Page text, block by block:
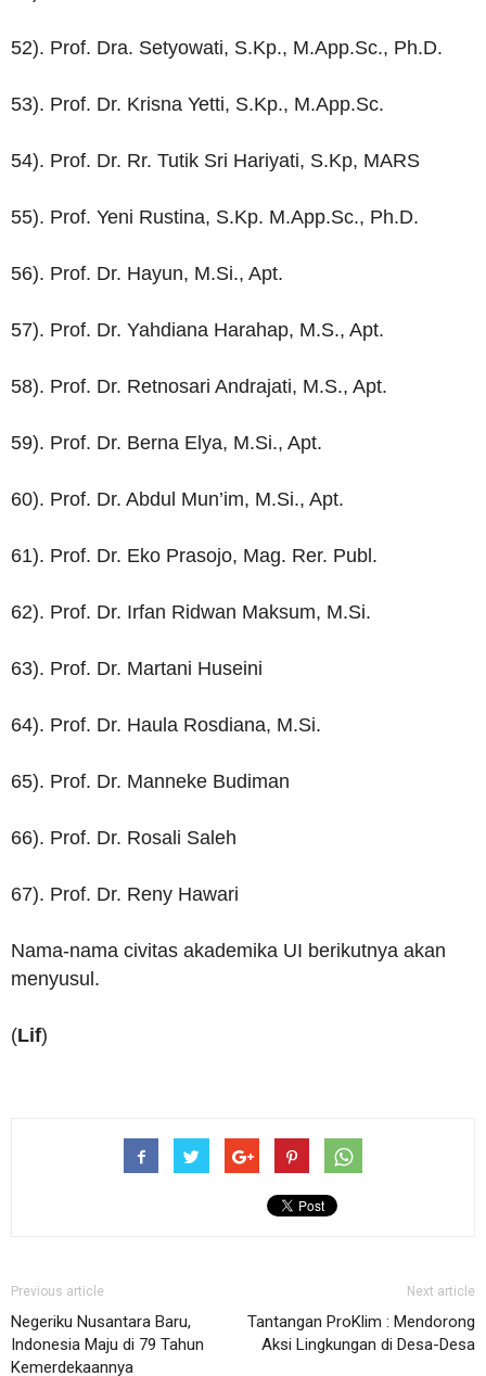
52). Prof. Dra. Setyowati, S.Kp., M.App.Sc., Ph.D.
53). Prof. Dr. Krisna Yetti, S.Kp., M.App.Sc.
54). Prof. Dr. Rr. Tutik Sri Hariyati, S.Kp, MARS
55). Prof. Yeni Rustina, S.Kp. M.App.Sc., Ph.D.
56). Prof. Dr. Hayun, M.Si., Apt.
57). Prof. Dr. Yahdiana Harahap, M.S., Apt.
58). Prof. Dr. Retnosari Andrajati, M.S., Apt.
59). Prof. Dr. Berna Elya, M.Si., Apt.
60). Prof. Dr. Abdul Mun’im, M.Si., Apt.
61). Prof. Dr. Eko Prasojo, Mag. Rer. Publ.
62). Prof. Dr. Irfan Ridwan Maksum, M.Si.
63). Prof. Dr. Martani Huseini
64). Prof. Dr. Haula Rosdiana, M.Si.
65). Prof. Dr. Manneke Budiman
66). Prof. Dr. Rosali Saleh
67). Prof. Dr. Reny Hawari
Nama-nama civitas akademika UI berikutnya akan
menyusul.
(Lif)
Previous article
Negeriku Nusantara Baru,
Indonesia Maju di 79 Tahun
Kemerdekaannya
Next article
Tantangan ProKlim : Mendorong
Aksi Lingkungan di Desa-Desa